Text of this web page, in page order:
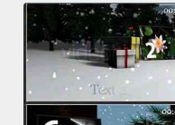
游戏cg动画 大洋
手机模板 C4D模
影子默剧 透明通